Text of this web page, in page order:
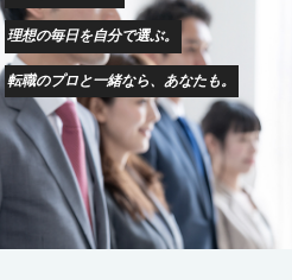
理想の毎日を自分で選ぶ。
転職のプロと一緒なら、あなたも。